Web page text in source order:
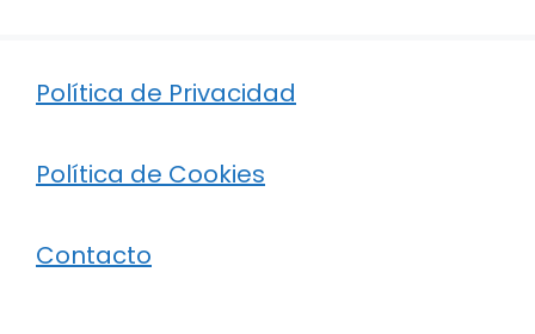
Política de Privacidad
Política de Cookies
Contacto